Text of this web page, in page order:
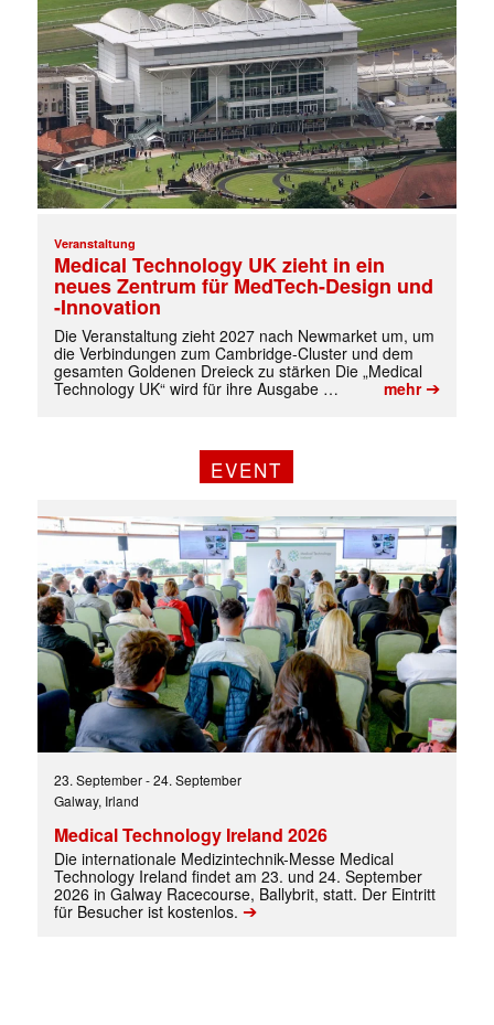
Mit dem |transkript-Newsletter
jede Woche aktuell informiert.
✕
E-
Veranstaltung
Medical Technology UK zieht in ein
neues Zentrum für MedTech-Design und
-Innovation
Die Veranstaltung zieht 2027 nach Newmarket um, um
die Verbindungen zum Cambridge-Cluster und dem
gesamten Goldenen Dreieck zu stärken Die „Medical
Technology UK“ wird für ihre Ausgabe …
mehr➔
EVENT
23. September-24. September
Galway, Irland
Medical Technology Ireland 2026
Die internationale Medizintechnik-Messe Medical
Technology Ireland findet am 23. und 24. September
2026 in Galway Racecourse, Ballybrit, statt. Der Eintritt
für Besucher ist kostenlos. ➔